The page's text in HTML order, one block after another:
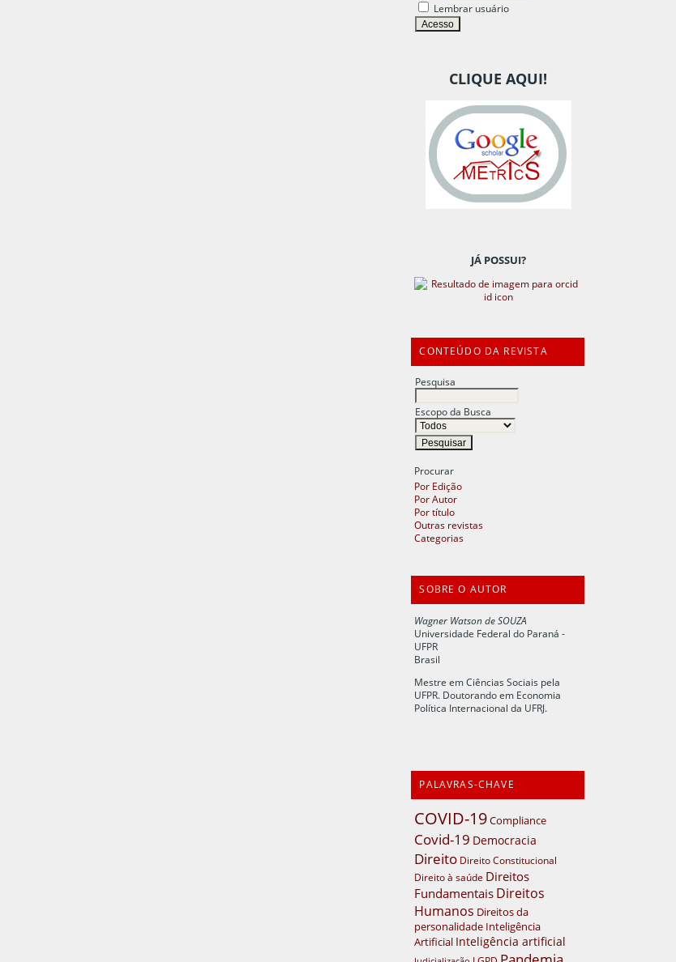
Lembrar usuário
CLIQUE AQUI!
JÁ POSSUI?
CONTEÚDO DA REVISTA
Pesquisa
Escopo da Busca
Procurar
Por Edição
Por Autor
Por título
Outras revistas
Categorias
SOBRE O AUTOR
Wagner Watson de SOUZA
Universidade Federal do Paraná -
UFPR
Brasil
Mestre em Ciências Sociais pela
UFPR. Doutorando em Economia
Política Internacional da UFRJ.
PALAVRAS-CHAVE
COVID-19Compliance
Covid-19 Democracia
Direito Direito Constitucional
Direito à saúde Direitos
Fundamentais Direitos
Humanos Direitos da
personalidade Inteligência
Artificial Inteligência artificial